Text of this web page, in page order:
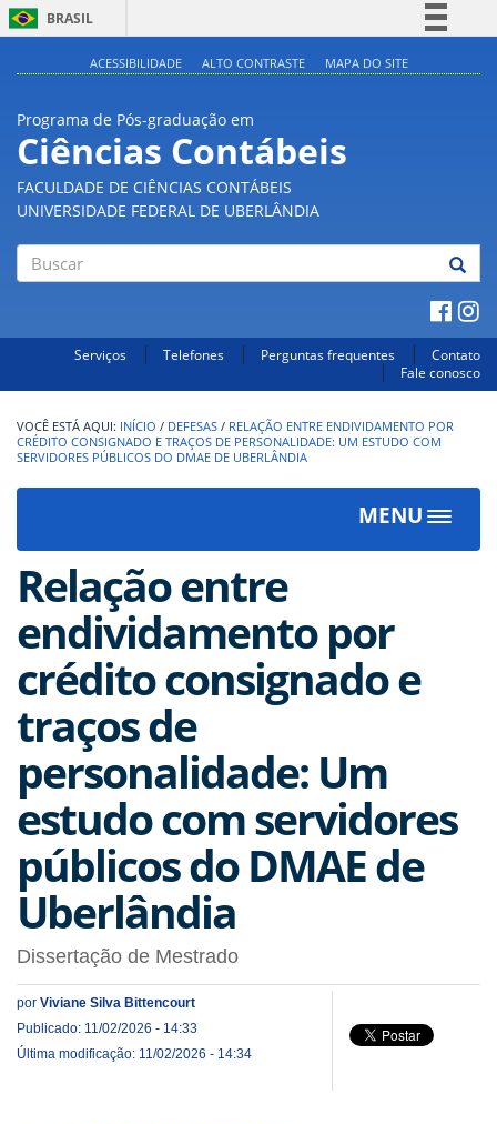
BRASIL
Acesso à informação
ACESSIBILIDADE ALTO CONTRASTE MAPA DO SITE
Programa de Pós-graduação em
Ciências Contábeis
FACULDADE DE CIÊNCIAS CONTÁBEIS
UNIVERSIDADE FEDERAL DE UBERLÂNDIA
Serviços Telefones Perguntas frequentes
Contato
Fale conosco
INÍCIO / DEFESAS / RELAÇÃO ENTRE ENDIVIDAMENTO POR
CRÉDITO CONSIGNADO E TRAÇOS DE PERSONALIDADE: UM ESTUDO COM
SERVIDORES PÚBLICOS DO DMAE DE UBERLÂNDIA
MENU
Toggle
Relação entre
endividamento por
crédito consignado e
traços de
personalidade: Um
estudo com servidores
públicos do DMAE de
Uberlândia
Dissertação de Mestrado
por Viviane Silva Bittencourt
Publicado: 11/02/2026 - 14:33
Última modificação: 11/02/2026 - 14:34